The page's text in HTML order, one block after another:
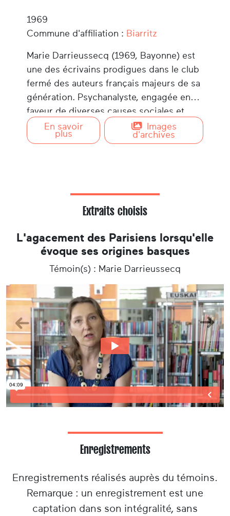
1969
Commune d'affiliation : Biarritz
Marie Darrieussecq (1969, Bayonne) est
une des écrivains prodigues dans le club
fermé des auteurs français majeurs de sa
génération. Psychanalyste, engagée en
faveur de diverses causes sociales et
politiques, sa carrière d'écrivain décolle
avec la parution de son roman « Truismes
Paris et revient régulièrement en Labourd,
dans la maison familiale.
En savoir
plus
Images
d'archives
Extraits choisis
L'agacement des Parisiens lorsqu'elle
évoque ses origines basques
Témoin(s) : Marie Darrieussecq
Précedent
Enregistrements
Enregistrements réalisés auprès du témoins.
Remarque : un enregistrement est une
captation dans son intégralité, sans